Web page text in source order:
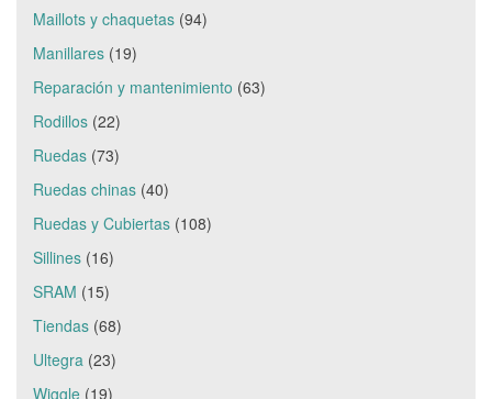
Maillots y chaquetas (94)
Manillares (19)
Reparación y mantenimiento (63)
Rodillos (22)
Ruedas (73)
Ruedas chinas (40)
Ruedas y Cubiertas (108)
Sillines (16)
SRAM (15)
Tiendas (68)
Ultegra (23)
Wiggle (19)